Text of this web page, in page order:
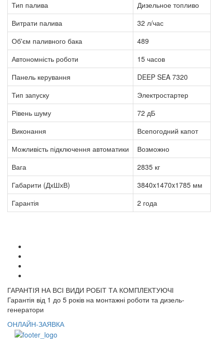
Тип палива
Дизельное топливо
Витрати палива
32 л/час
Об'єм паливного бака
489
Автономність роботи
15 часов
Панель керування
DEEP SEA 7320
Тип запуску
Электростартер
Рівень шуму
72 дБ
Виконання
Всепогодний капот
Можливість підключення автоматики
Возможно
Вага
2835 кг
Габарити (ДхШхВ)
3840x1470x1785 мм
Гарантія
2 года
ГАРАНТІЯ НА ВСІ ВИДИ РОБІТ ТА КОМПЛЕКТУЮЧІ
Гарантія від 1 до 5 років на монтажні роботи та дизель-
генератори
ОНЛАЙН-ЗАЯВКА